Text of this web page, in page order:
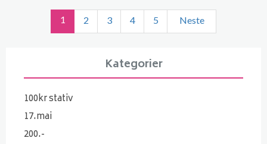
1 2 3 4 5 Neste
Kategorier
100kr stativ
17.mai
200.-